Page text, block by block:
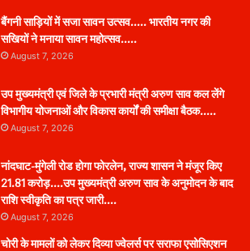
बैंगनी साड़ियों में सजा सावन उत्सव….. भारतीय नगर की
सखियों ने मनाया सावन महोत्सव…..
August 7, 2026
उप मुख्यमंत्री एवं जिले के प्रभारी मंत्री अरुण साव कल लेंगे
विभागीय योजनाओं और विकास कार्यों की समीक्षा बैठक…..
August 7, 2026
नांदघाट-मुंगेली रोड होगा फोरलेन, राज्य शासन ने मंजूर किए
21.81 करोड़….उप मुख्यमंत्री अरुण साव के अनुमोदन के बाद
राशि स्वीकृति का पत्र जारी….
August 7, 2026
चोरी के मामलों को लेकर दिव्या ज्वेलर्स पर सराफा एसोसिएशन